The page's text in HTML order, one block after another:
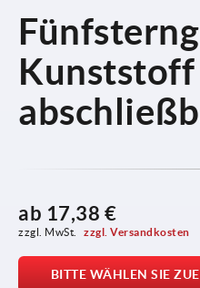
Kunststoff
ab 17,38 €
zzgl. MwSt. zzgl. Versandkosten
BITTE WÄHLEN SIE